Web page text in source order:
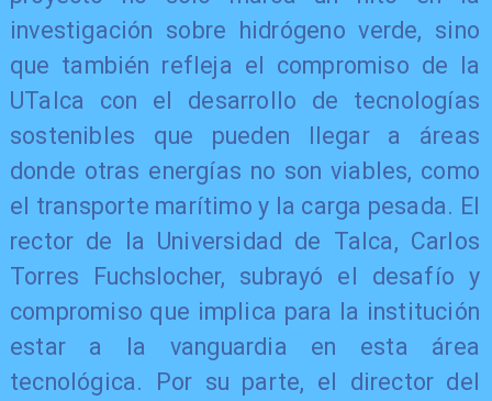
investigación sobre hidrógeno verde, sino
que también refleja el compromiso de la
UTalca con el desarrollo de tecnologías
sostenibles que pueden llegar a áreas
donde otras energías no son viables, como
el transporte marítimo y la carga pesada. El
rector de la Universidad de Talca, Carlos
Torres Fuchslocher, subrayó el desafío y
compromiso que implica para la institución
estar a la vanguardia en esta área
tecnológica. Por su parte, el director del